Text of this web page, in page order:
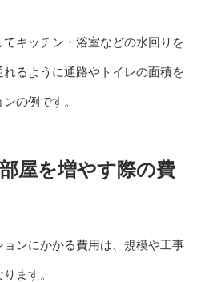
てキッチン・浴室などの水回りを
るように通路やトイレの面積を
の例です。
屋を増やす際の費
ョンにかかる費用は、規模や工事
ます。